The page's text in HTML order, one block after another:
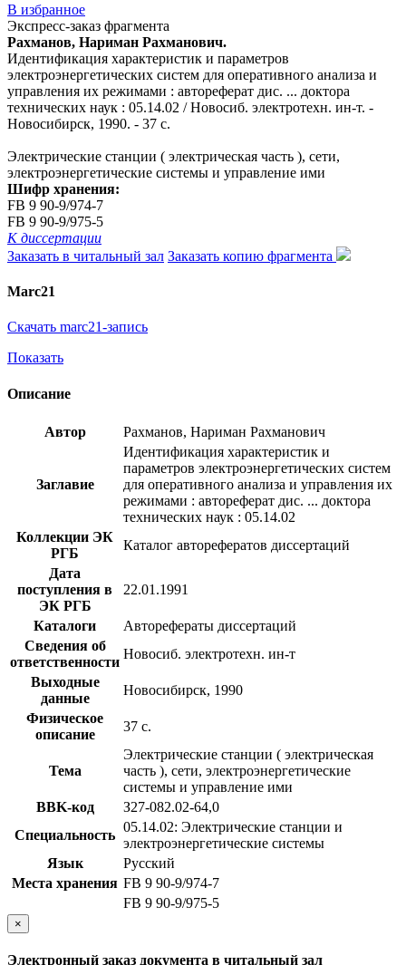
В избранное
Экспресс-заказ фрагмента
Рахманов, Нариман Рахманович.
Идентификация характеристик и параметров
электроэнергетических систем для оперативного анализа и
управления их режимами : автореферат дис. ... доктора
технических наук : 05.14.02 / Новосиб. электротехн. ин-т. -
Новосибирск, 1990. - 37 с.
Электрические станции ( электрическая часть ), сети,
электроэнергетические системы и управление ими
Шифр хранения:
FB 9 90-9/974-7
FB 9 90-9/975-5
К диссертации
Заказать в читальный зал Заказать копию фрагмента
Marc21
Скачать marc21-запись
Показать
Описание
Автор Рахманов, Нариман Рахманович
Заглавие
Идентификация характеристик и
параметров электроэнергетических систем
для оперативного анализа и управления их
режимами : автореферат дис. ... доктора
технических наук : 05.14.02
Коллекции ЭК
РГБ
Каталог авторефератов диссертаций
Дата
поступления в
ЭК РГБ
22.01.1991
Каталоги
Авторефераты диссертаций
Сведения об
ответственности
Новосиб. электротехн. ин-т
Выходные
данные
Новосибирск, 1990
Физическое
описание
37 с.
Тема
Электрические станции ( электрическая
часть ), сети, электроэнергетические
системы и управление ими
BBK-код
З27-082.02-64,0
Специальность
05.14.02: Электрические станции и
электроэнергетические системы
Язык
Русский
Места хранения FB 9 90-9/974-7
FB 9 90-9/975-5
×
Электронный заказ документа в читальный зал